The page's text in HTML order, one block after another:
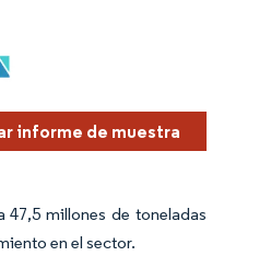
informe de muestra
millones de toneladas
en el sector.